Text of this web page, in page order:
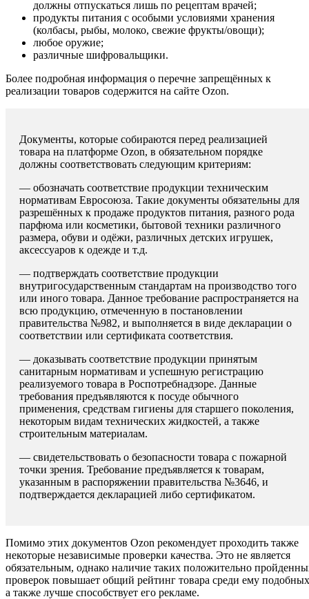
должны отпускаться лишь по рецептам врачей;
продукты питания с особыми условиями хранения
(колбасы, рыбы, молоко, свежие фрукты/овощи);
любое оружие;
различные шифровальщики.
Более подробная информация о перечне запрещённых к
реализации товаров содержится на сайте Ozon.
Документы, которые собираются перед реализацией
товара на платформе Ozon, в обязательном порядке
должны соответствовать следующим критериям:
— обозначать соответствие продукции техническим
нормативам Евросоюза. Такие документы обязательны для
разрешённых к продаже продуктов питания, разного рода
парфюма или косметики, бытовой техники различного
размера, обуви и одёжи, различных детских игрушек,
аксессуаров к одежде и т.д.
— подтверждать соответствие продукции
внутригосударственным стандартам на производство того
или иного товара. Данное требование распространяется на
всю продукцию, отмеченную в постановлении
правительства №982, и выполняется в виде декларации о
соответствии или сертификата соответствия.
— доказывать соответствие продукции принятым
санитарным нормативам и успешную регистрацию
реализуемого товара в Роспотребнадзоре. Данные
требования предъявляются к посуде обычного
применения, средствам гигиены для старшего поколения,
некоторым видам технических жидкостей, а также
строительным материалам.
— свидетельствовать о безопасности товара с пожарной
точки зрения. Требование предъявляется к товарам,
указанным в распоряжении правительства №3646, и
подтверждается декларацией либо сертификатом.
Помимо этих документов Ozon рекомендует проходить также
некоторые независимые проверки качества. Это не является
обязательным, однако наличие таких положительно
проверок повышает общий рейтинг товара среди ему
а также лучше способствует его рекламе.